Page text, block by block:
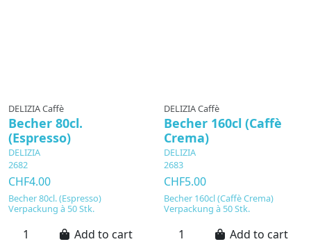
DELIZIA Caffè
Becher 80cl.
(Espresso)
DELIZIA
2682
CHF4.00
Becher 80cl. (Espresso)
Verpackung à 50 Stk.
Add to cart
DELIZIA Caffè
Becher 160cl (Caffè
Crema)
DELIZIA
2683
CHF5.00
Becher 160cl (Caffè Crema)
Verpackung à 50 Stk.
Add to cart